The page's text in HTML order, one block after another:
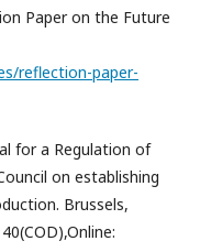
Paper on the Future
reflection-paper-
for a Regulation of
on establishing
Brussels,